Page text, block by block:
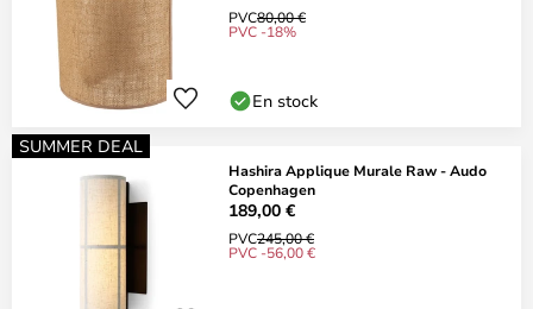
PVC80,00 €
PVC -18%
En stock
SUMMER DEAL
Hashira Applique Murale Raw - Audo
Copenhagen
189,00 €
PVC245,00 €
PVC -56,00 €